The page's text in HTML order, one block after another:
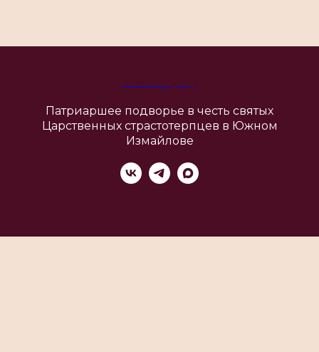
Патриаршее подворье в честь святых
Царственных страстотерпцев в Южном
Измайлове